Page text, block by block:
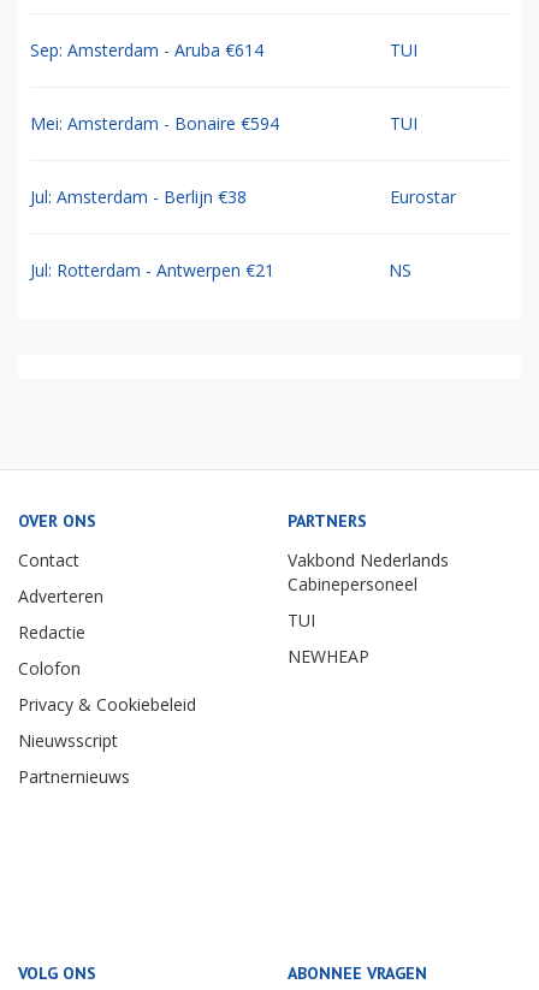
Sep: Amsterdam - Aruba €614 TUI
Mei: Amsterdam - Bonaire €594 TUI
Jul: Amsterdam - Berlijn €38 Eurostar
Jul: Rotterdam - Antwerpen €21 NS
OVER ONS
Contact
Adverteren
Redactie
Colofon
Privacy & Cookiebeleid
Nieuwsscript
Partnernieuws
PARTNERS
Vakbond Nederlands
Cabinepersoneel
TUI
NEWHEAP
VOLG ONS ABONNEE VRAGEN